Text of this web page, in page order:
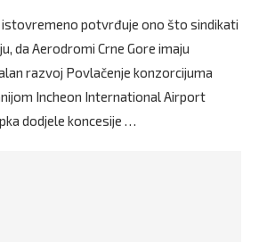
istovremeno potvrđuje ono što sindikati
da Aerodromi Crne Gore imaju
razvoj Povlačenje konzorcijuma
Incheon International Airport
dodjele koncesije …